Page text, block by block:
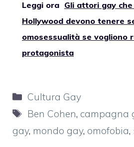
Leggi ora Gli attori gay
Hollywood devono tenere
omosessualità se vogliono
protagonista
Categorie
Cultura Gay
Tag
Ben Cohen, campagna
gay, mondo gay, omofobia,